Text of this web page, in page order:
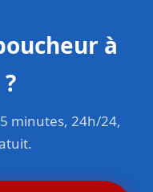
à
minutes, 24h/24,